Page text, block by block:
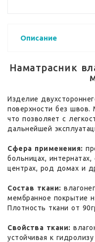
Описание
Наматрасник
Изделие
поверхности без
что позволяет с
дальнейшей
Сфера применения:
больницах,
центрах, род домах и
Состав ткани:
мембранное покрытие
Плотность ткани от
Свойства ткани:
устойчивая к